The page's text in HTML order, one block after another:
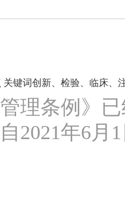
键词创新、检验、临床、
理条例》
2021年6月